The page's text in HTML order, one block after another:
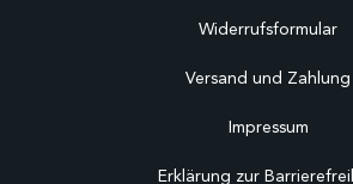
Widerrufsformular
Versand und Zahlung
Impressum
Erklärung zur